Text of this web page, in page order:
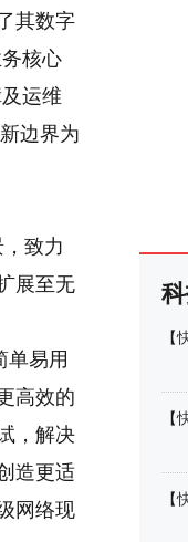
其数字
核心
运维
边界为
致力
展至无
单易用
高效的
，解决
造更适
网络现
【
【
【